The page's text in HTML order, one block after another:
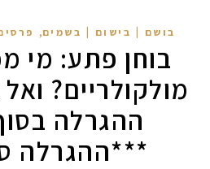
בושם | בישום | בשמים,
בוחן פתע: מי
מולקולריים?
ההגרלה
***ההגרלה